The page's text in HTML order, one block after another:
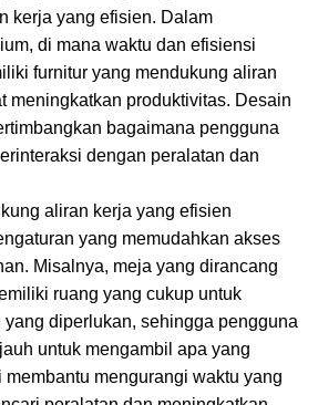
kerja yang efisien. Dalam
di mana waktu dan efisiensi
furnitur yang mendukung aliran
meningkatkan produktivitas. Desain
bagaimana pengguna
dengan peralatan dan
aliran kerja yang efisien
yang memudahkan akses
Misalnya, meja yang dirancang
ruang yang cukup untuk
diperlukan, sehingga pengguna
untuk mengambil apa yang
membantu mengurangi waktu yang